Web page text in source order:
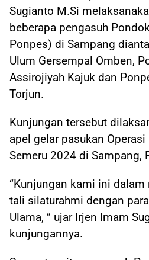
Sugianto M.Si
beberapa pengasuh
Ponpes) di Sampang
Ulum Gersempal Omben,
Assirojiyah Kajuk dan
Torjun.
Kunjungan tersebut
apel gelar pasukan
Semeru 2024 di Sampang,
“Kunjungan kami ini
tali silaturahmi dengan
Ulama, ” ujar Irjen Imam
kunjungannya.